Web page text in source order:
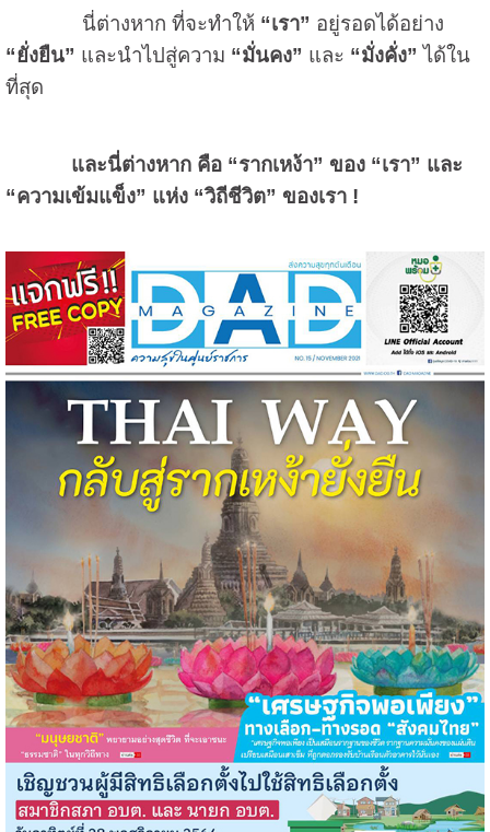
นี่ต่างหาก ที่จะทำให้ “เรา” อยู่รอดได้อย่าง
“ยั่งยืน” และนำไปสู่ความ “มั่นคง” และ “มั่งคั่ง” ได้ใน
ที่สุด
และนี่ต่างหาก คือ “รากเหง้า” ของ “เรา” และ
“ความเข้มแข็ง” แห่ง “วิถีชีวิต” ของเรา !